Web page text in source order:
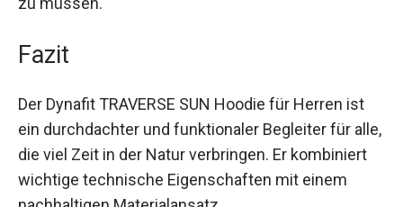
Strahlen machen zu müssen.
Fazit
Der Dynafit TRAVERSE SUN Hoodie für Herren ist
ein durchdachter und funktionaler Begleiter für
alle, die viel Zeit in der Natur verbringen. Er
kombiniert wichtige technische Eigenschaften